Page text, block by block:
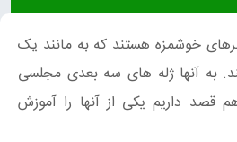
خوشمزه هستند که به مانند یک
به آنها ژله های سه بعدی مجلسی
قصد داریم یکی از آنها را آموزش